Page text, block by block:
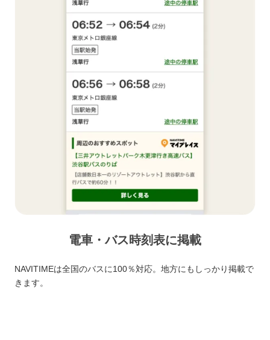
電車・バス時刻表に掲載
NAVITIMEは全国のバスに100％対応。地方にもしっかり掲載で
きます。